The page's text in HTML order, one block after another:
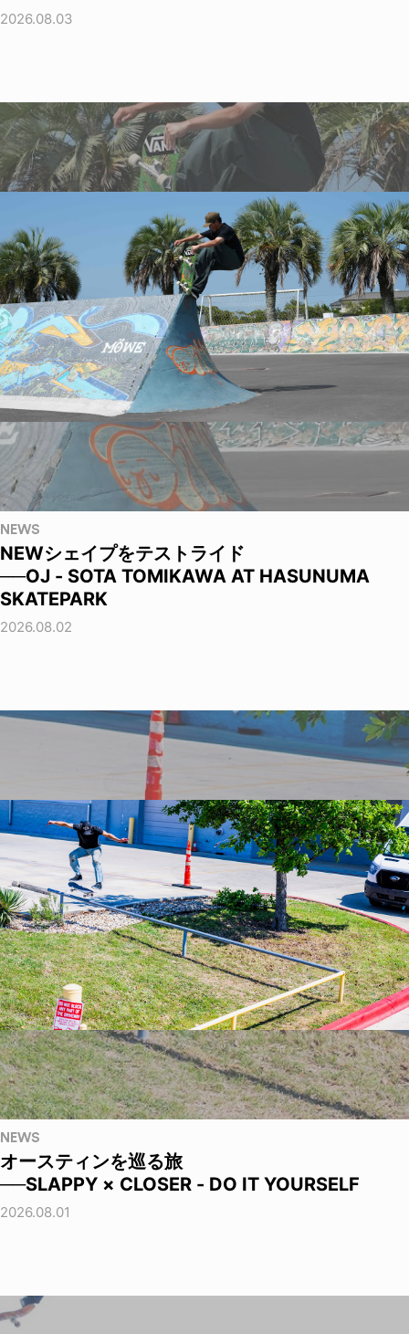
2026.08.03
NEWS
NEWシェイプをテストライド
──OJ - SOTA TOMIKAWA AT HASUNUMA
SKATEPARK
2026.08.02
NEWS
オースティンを巡る旅
──SLAPPY × CLOSER - DO IT YOURSELF
2026.08.01